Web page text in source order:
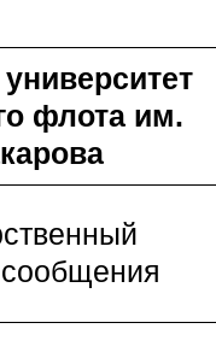
флота им.
сообщения